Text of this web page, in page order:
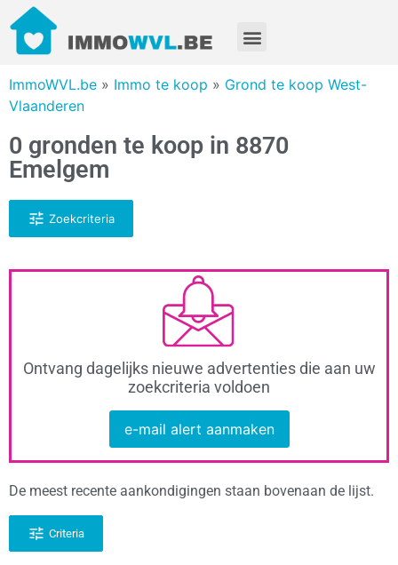
ImmoWVL.be » Immo te koop » Grond te koop West-
Vlaanderen
0 gronden te koop in 8870
Emelgem
Zoekcriteria
Ontvang dagelijks nieuwe advertenties die aan uw
zoekcriteria voldoen
e-mail alert aanmaken
De meest recente aankondigingen staan bovenaan de lijst.
Criteria